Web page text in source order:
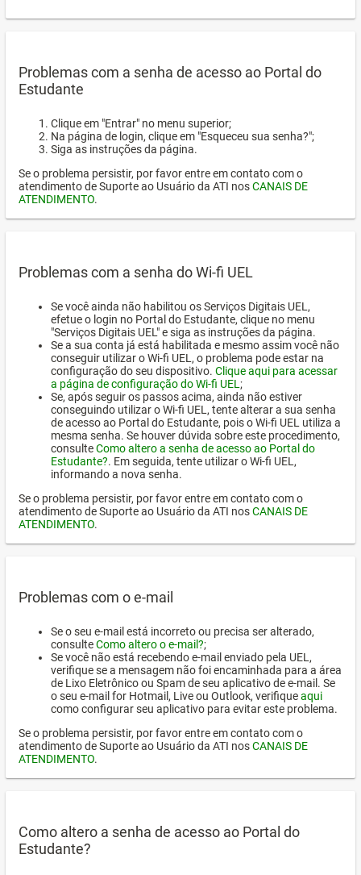
Problemas com a senha de acesso ao Portal do
Estudante
Clique em "Entrar" no menu superior;
Na página de login, clique em "Esqueceu sua senha?";
Siga as instruções da página.
Se o problema persistir, por favor entre em contato com o
atendimento de Suporte ao Usuário da ATI nosCANAIS DE
ATENDIMENTO.
Problemas com a senha do Wi-fi UEL
Se você ainda não habilitou os Serviços Digitais UEL,
efetue o login no Portal do Estudante, clique no menu
"Serviços Digitais UEL" e siga as instruções da página.
Se a sua conta já está habilitada e mesmo assim você não
conseguir utilizar o Wi-fi UEL, o problema pode estar na
configuração do seu dispositivo. Clique aqui para acessar
a página de configuração do Wi-fi UEL ;
Se, após seguir os passos acima, ainda não estiver
conseguindo utilizar o Wi-fi UEL, tente alterar a sua senha
de acesso ao Portal do Estudante, pois o Wi-fi UEL utiliza a
mesma senha. Se houver dúvida sobre este procedimento,
consulteComo altero a senha de acesso ao Portal do
Estudante?. Em seguida, tente utilizar o Wi-fi UEL,
informando a nova senha.
Se o problema persistir, por favor entre em contato com o
atendimento de Suporte ao Usuário da ATI nosCANAIS DE
ATENDIMENTO.
Problemas com o e-mail
Se o seu e-mail está incorreto ou precisa ser alterado,
consulteComo altero o e-mail?;
Se você não está recebendo e-mail enviado pela UEL,
verifique se a mensagem não foi encaminhada para a área
de Lixo Eletrônico ou Spam de seu aplicativo de e-mail. Se
o seu e-mail for Hotmail, Live ou Outlook, verifiqueaqui
como configurar seu aplicativo para evitar este problema.
Se o problema persistir, por favor entre em contato com o
atendimento de Suporte ao Usuário da ATI nosCANAIS DE
ATENDIMENTO.
Como altero a senha de acesso ao Portal do
Estudante?